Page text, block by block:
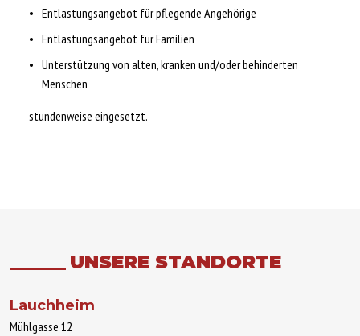
Entlastungsangebot für pflegende Angehörige
Entlastungsangebot für Familien
Unterstützung von alten, kranken und/oder behinderten
Menschen
stundenweise eingesetzt.
UNSERE STANDORTE
Lauchheim
Mühlgasse 12